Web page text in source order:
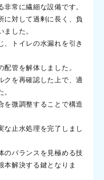
常に繊細な設備です。
に対して過剰に長く、負
した。
、トイレの水漏れを引き
管を解体しました。
クを再確認した上で、適
を微調整することで構造
な止水処理を完了しまし
のバランスを見極める技
本解決する鍵となりま